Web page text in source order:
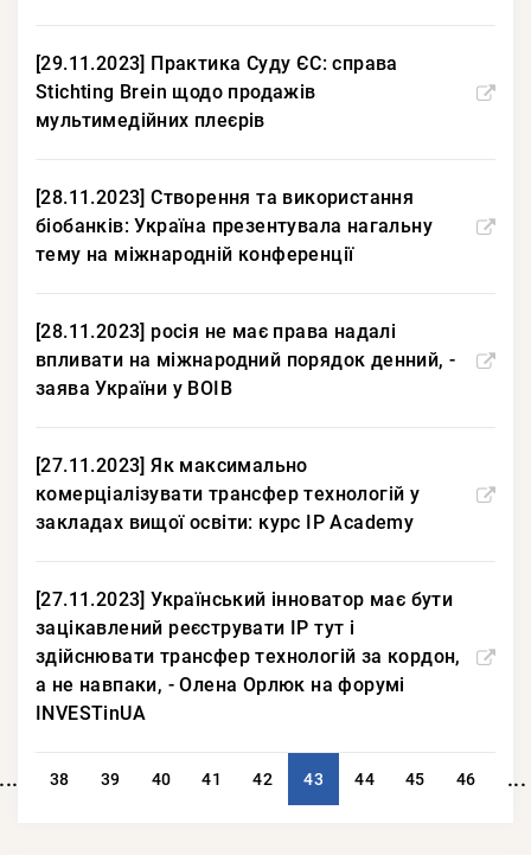
[29.11.2023] Практика Суду ЄС: справа
Stichting Brein щодо продажів
мультимедійних плеєрів
[28.11.2023] Створення та використання
біобанків: Україна презентувала нагальну
тему на міжнародній конференції
[28.11.2023] росія не має права надалі
впливати на міжнародний порядок денний, -
заява України у ВОІВ
[27.11.2023] Як максимально
комерціалізувати трансфер технологій у
закладах вищої освіти: курс IP Academy
[27.11.2023] Український інноватор має бути
зацікавлений реєструвати IP тут і
здійснювати трансфер технологій за кордон,
а не навпаки, - Олена Орлюк на форумі
INVESTinUA
... 38 39 40 41 42 43 44 45 46 ...